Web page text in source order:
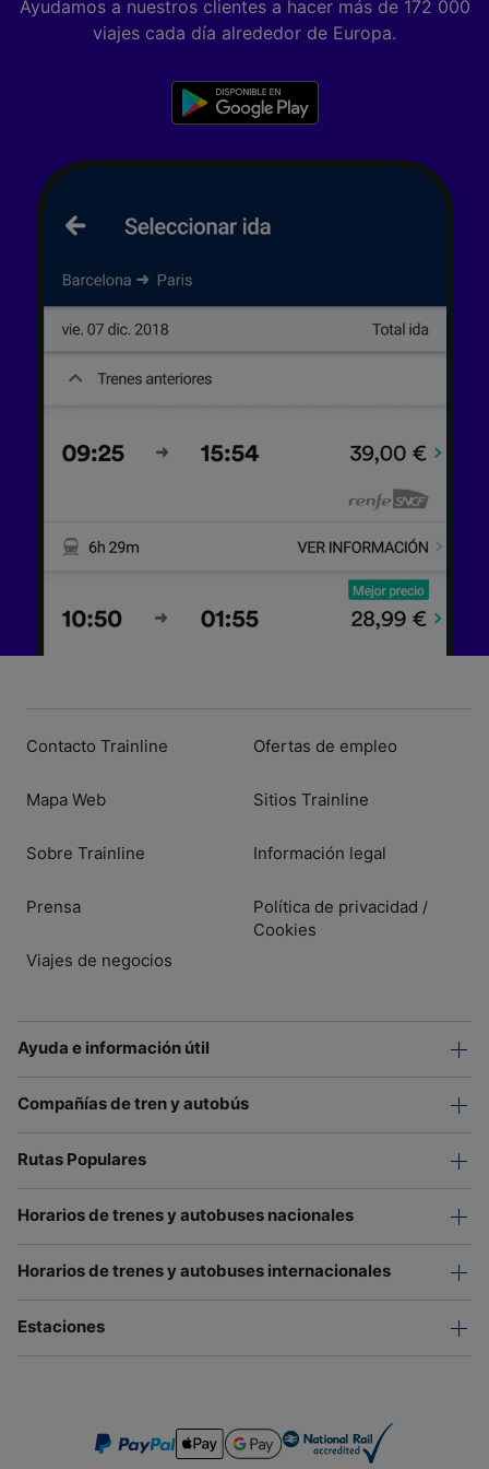
Ayudamos a nuestros clientes a hacer más de 172 000
viajes cada día alrededor de Europa.
Contacto Trainline
Mapa Web
Sobre Trainline
Prensa
Viajes de negocios
Ofertas de empleo
Sitios Trainline
Información legal
Política de privacidad /
Cookies
Ayuda e información útil
Compañías de tren y autobús
Rutas Populares
Horarios de trenes y autobuses nacionales
Horarios de trenes y autobuses internacionales
Estaciones
Tanto nosotros como nuestros asociados
Utilizar datos de localización geográfica
precisa. Analizar activamente las
características del dispositivo para su
dispositivo y/o acceder a ella. Publicidad y
publicidad y contenido, investigación de
audiencia y desarrollo de servicios.
Lista de asociados (proveedores)